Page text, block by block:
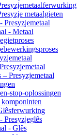
metaalgieten
Presyzjemetaal
- Metaal
Presyzjemetaal
stop-oplossingen
Presyzjeglês
- Glês